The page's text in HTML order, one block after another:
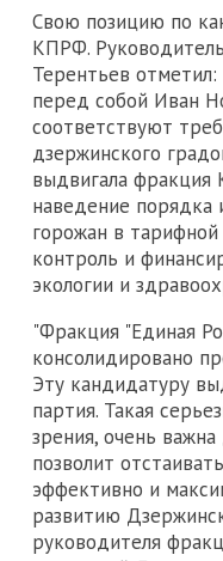
Свою позицию по
КПРФ.
Терентьев
перед собой Иван
соответствуют
дзержинского
выдвигала
наведение порядка
горожан в
контроль и
экологии и
"Фракция "Единая
консолидировано
Эту кандидатуру
партия. Такая
зрения, очень
позволит
эффективно и
развитию
руководителя